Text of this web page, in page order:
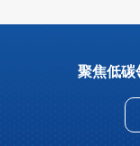
聚焦低